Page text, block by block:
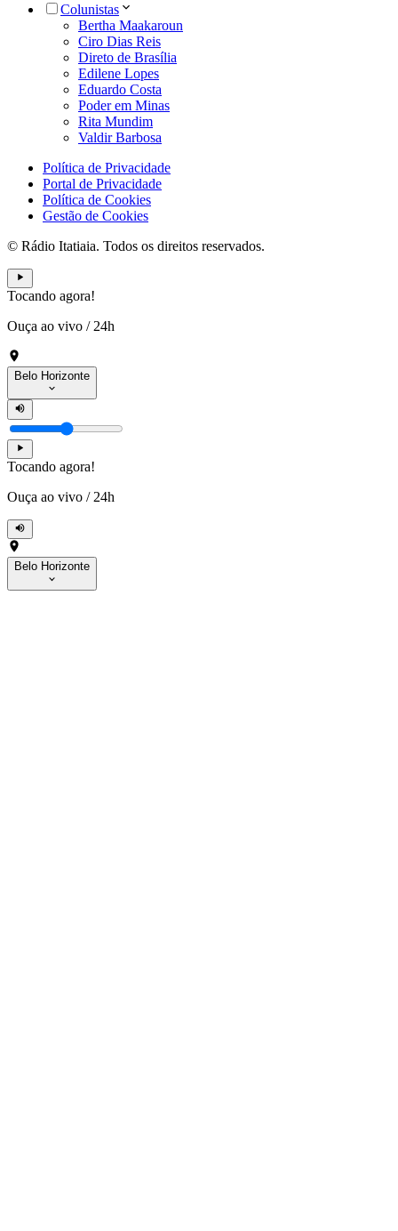
Colunistas
Bertha Maakaroun
Ciro Dias Reis
Direto de Brasília
Edilene Lopes
Eduardo Costa
Poder em Minas
Rita Mundim
Valdir Barbosa
Política de Privacidade
Portal de Privacidade
Política de Cookies
Gestão de Cookies
© Rádio Itatiaia. Todos os direitos reservados.
Tocando agora!
Ouça ao vivo / 24h
Belo Horizonte
Tocando agora!
Ouça ao vivo / 24h
Belo Horizonte